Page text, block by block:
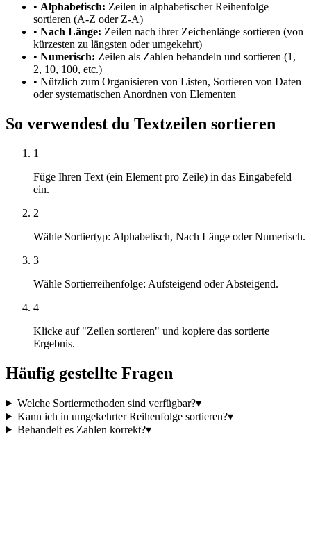
• Alphabetisch: Zeilen in alphabetischer Reihenfolge
sortieren (A-Z oder Z-A)
• Nach Länge: Zeilen nach ihrer Zeichenlänge sortieren (von
kürzesten zu längsten oder umgekehrt)
• Numerisch: Zeilen als Zahlen behandeln und sortieren (1,
2, 10, 100, etc.)
• Nützlich zum Organisieren von Listen, Sortieren von Daten
oder systematischen Anordnen von Elementen
So verwendest du Textzeilen sortieren
1
Füge Ihren Text (ein Element pro Zeile) in das Eingabefeld
ein.
2
Wähle Sortiertyp: Alphabetisch, Nach Länge oder Numerisch.
3
Wähle Sortierreihenfolge: Aufsteigend oder Absteigend.
4
Klicke auf "Zeilen sortieren" und kopiere das sortierte
Ergebnis.
Häufig gestellte Fragen
Welche Sortiermethoden sind verfügbar?▾
Kann ich in umgekehrter Reihenfolge sortieren?▾
Behandelt es Zahlen korrekt?▾